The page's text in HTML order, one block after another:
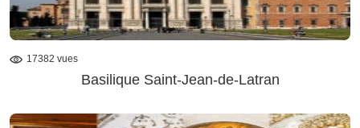
17382 vues
Basilique Saint-Jean-de-Latran